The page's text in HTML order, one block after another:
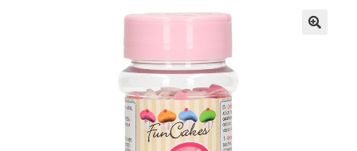
Δημιουργία Λογαριασμού Χονδρικής